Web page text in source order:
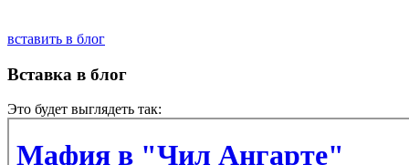
вставить в блог
Вставка в блог
Это будет выглядеть так: